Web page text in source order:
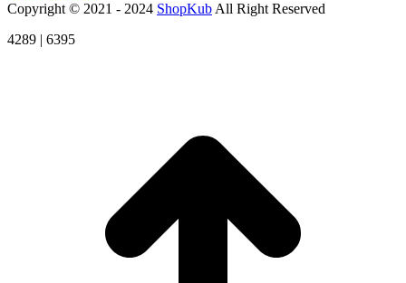
Copyright © 2021 - 2024 ShopKub All Right Reserved
4289 | 6395